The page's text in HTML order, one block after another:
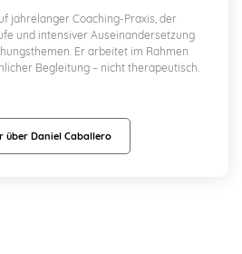
jahrelanger Coaching-Praxis, der
und intensiver Auseinandersetzung
Er arbeitet im Rahmen
Begleitung – nicht therapeutisch.
über Daniel Caballero